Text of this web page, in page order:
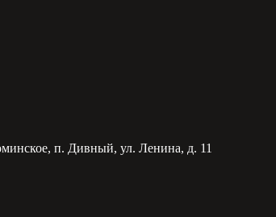
п. Дивный, ул. Ленина, д. 11